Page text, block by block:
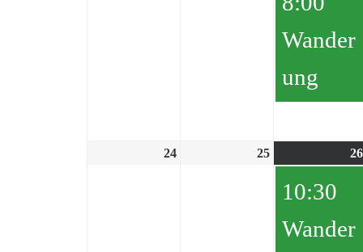
Wander
ung
24 25 26
10:30
Wander